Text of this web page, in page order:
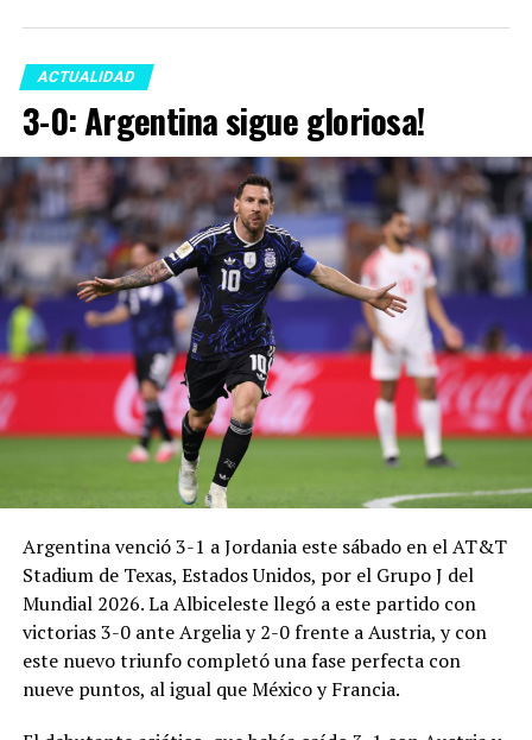
ACTUALIDAD
3-0: Argentina sigue gloriosa!
Argentina venció 3-1 a Jordania este sábado en el AT&T
Stadium de Texas, Estados Unidos, por el Grupo J del
Mundial 2026. La Albiceleste llegó a este partido con
victorias 3-0 ante Argelia y 2-0 frente a Austria, y con
este nuevo triunfo completó una fase perfecta con
nueve puntos, al igual que México y Francia.